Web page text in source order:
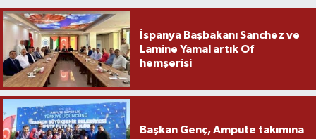
İspanya Başbakanı Sanchez ve
Lamine Yamal artık Of
hemşerisi
Başkan Genç, Ampute takımına